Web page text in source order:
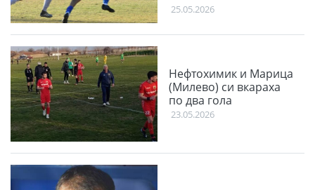
25.05.2026
Нефтохимик и Марица
(Милево) си вкараха
по два гола
23.05.2026